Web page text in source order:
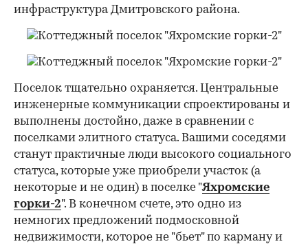
инфраструктура Дмитровского района.
Поселок тщательно охраняется. Центральные
инженерные коммуникации спроектированы и
выполнены достойно, даже в сравнении с
поселками элитного статуса. Вашими соседями
станут практичные люди высокого социального
статуса, которые уже приобрели участок (а
некоторые и не один) в поселке "Яхромские
горки-2". В конечном счете, это одно из
немногих предложений подмосковной
недвижимости, которое не "бьет" по карману и